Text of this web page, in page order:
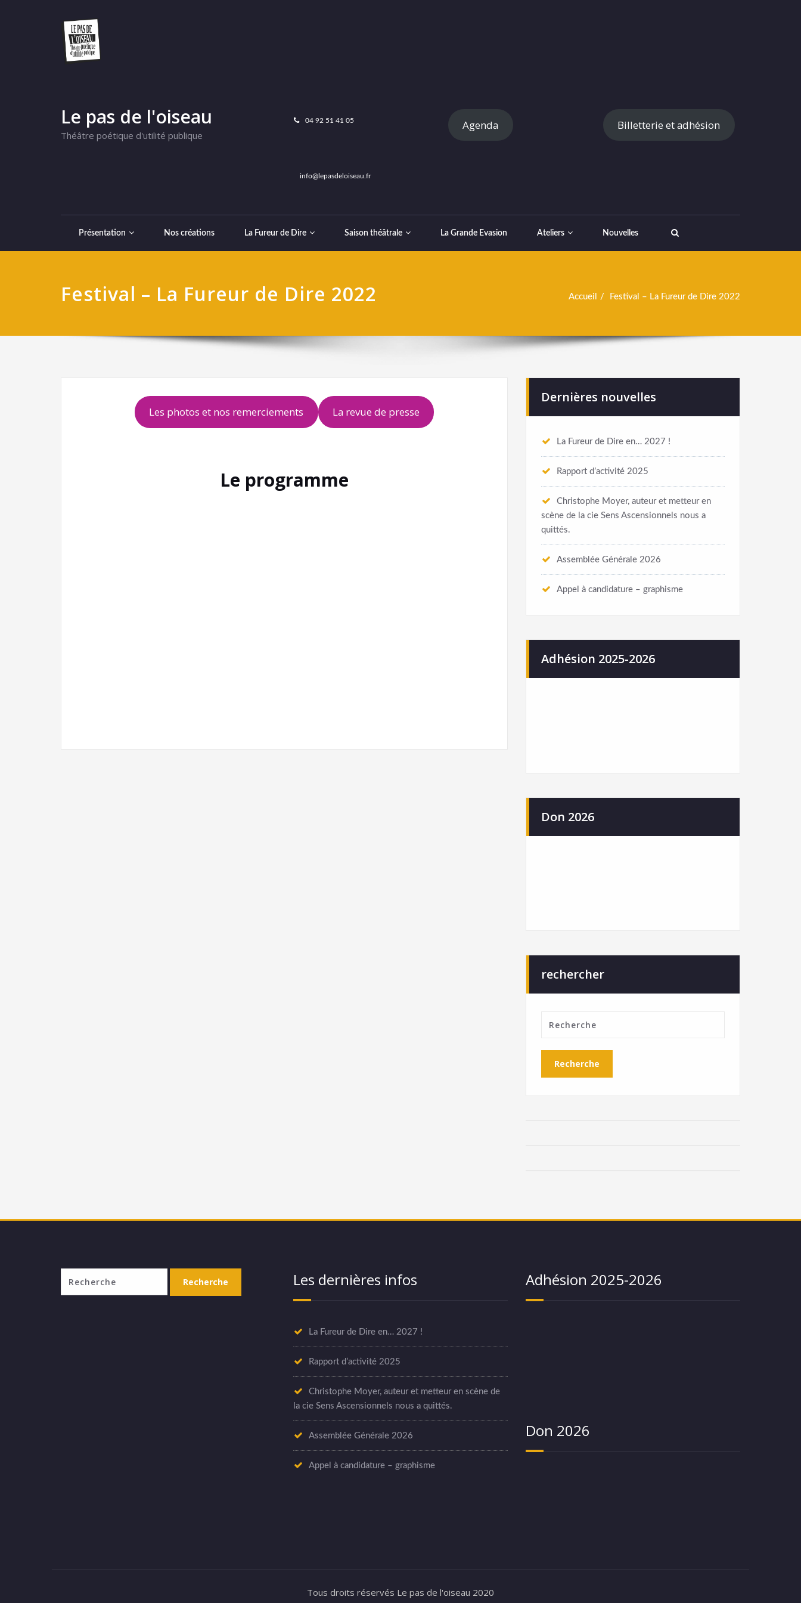
Le pas de l'oiseau
Théâtre poétique d'utilité publique
04 92 51 41 05 Agenda Billetterie et adhésion
info@lepasdeloiseau.fr
Présentation Nos créations La Fureur de Dire Saison théâtrale La Grande Evasion Ateliers Nouvelles
Festival – La Fureur de Dire 2022 Accueil Festival – La Fureur de Dire 2022
Les photos et nos remerciements La revue de presse
Le programme
Dernières nouvelles
La Fureur de Dire en… 2027 !
Rapport d’activité 2025
Christophe Moyer, auteur et metteur en
scène de la cie Sens Ascensionnels nous a
quittés.
Assemblée Générale 2026
Appel à candidature – graphisme
Adhésion 2025-2026
Don 2026
rechercher
Les dernières infos
La Fureur de Dire en… 2027 !
Rapport d’activité 2025
Christophe Moyer, auteur et metteur en scène de
la cie Sens Ascensionnels nous a quittés.
Assemblée Générale 2026
Appel à candidature – graphisme
Adhésion 2025-2026
Don 2026
Tous droits réservés Le pas de l'oiseau 2020